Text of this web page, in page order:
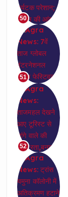
50
51
52